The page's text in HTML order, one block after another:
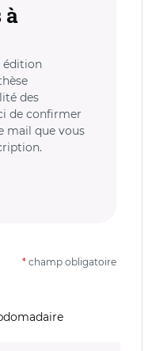
à
édition
des
de confirmer
mail que vous
* champ obligatoire